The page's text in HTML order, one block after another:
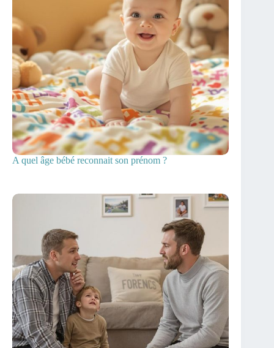
A quel âge bébé reconnait son prénom ?